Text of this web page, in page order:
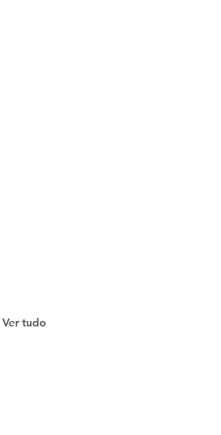
Ver tudo